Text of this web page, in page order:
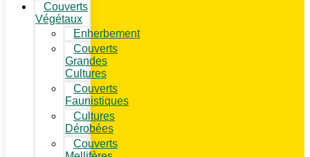
Couverts
Végétaux
Enherbement
Couverts
Grandes
Cultures
Couverts
Faunistiques
Cultures
Dérobées
Couverts